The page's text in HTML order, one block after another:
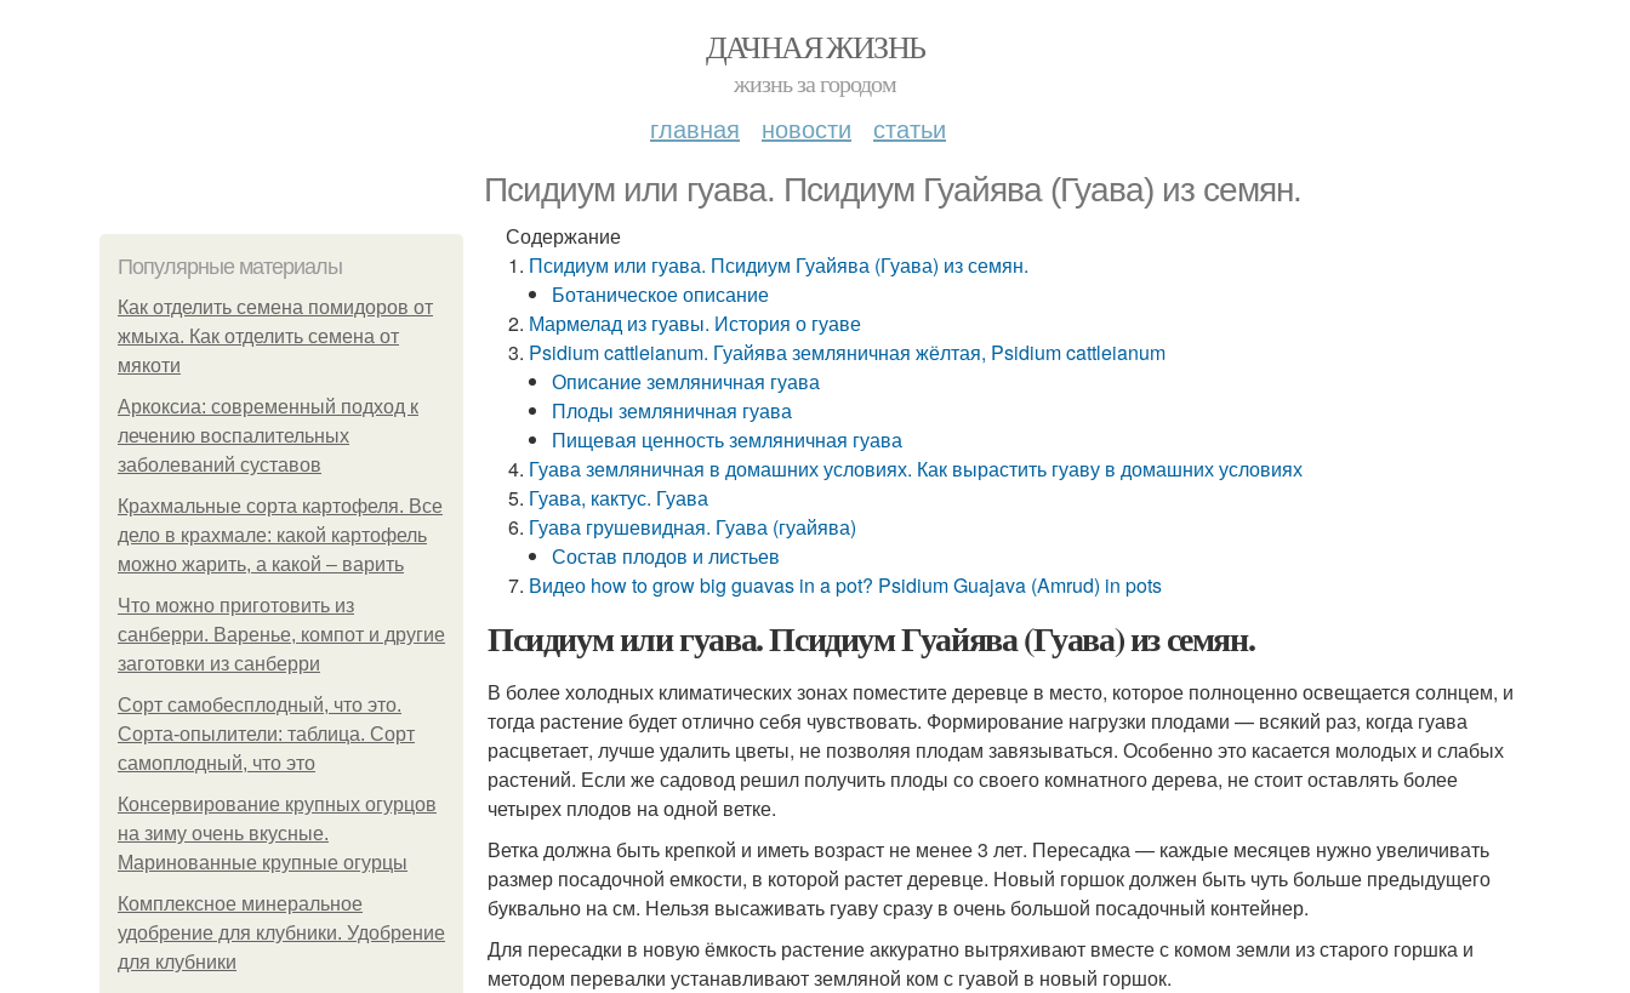
ДАЧНАЯ ЖИЗНЬ
жизнь за городом
главная новости статьи
Псидиум или гуава. Псидиум Гуайява (Гуава) из семян.
Популярные материалы
Как отделить семена помидоров от
жмыха. Как отделить семена от
мякоти
Аркоксиа: современный подход к
лечению воспалительных
заболеваний суставов
Крахмальные сорта картофеля. Все
дело в крахмале: какой картофель
можно жарить, а какой – варить
Что можно приготовить из
санберри. Варенье, компот и другие
заготовки из санберри
Сорт самобесплодный, что это.
Сорта-опылители: таблица. Сорт
самоплодный, что это
Консервирование крупных огурцов
на зиму очень вкусные.
Маринованные крупные огурцы
Комплексное минеральное
удобрение для клубники. Удобрение
для клубники
Содержание
Псидиум или гуава. Псидиум Гуайява (Гуава) из семян.
Ботаническое описание
Мармелад из гуавы. История о гуаве
Psidium cattleianum. Гуайява земляничная жёлтая, Psidium cattleianum
Описание земляничная гуава
Плоды земляничная гуава
Пищевая ценность земляничная гуава
Гуава земляничная в домашних условиях. Как вырастить гуаву в домашних условиях
Гуава, кактус. Гуава
Гуава грушевидная. Гуава (гуайява)
Состав плодов и листьев
Видео how to grow big guavas in a pot? Psidium Guajava (Amrud) in pots
Псидиум или гуава. Псидиум Гуайява (Гуава) из семян.
В более холодных климатических зонах поместите деревце в место, которое полноценно освещается солнцем, и
тогда растение будет отлично себя чувствовать. Формирование нагрузки плодами — всякий раз, когда гуава
расцветает, лучше удалить цветы, не позволяя плодам завязываться. Особенно это касается молодых и слабых
растений. Если же садовод решил получить плоды со своего комнатного дерева, не стоит оставлять более
четырех плодов на одной ветке.
Ветка должна быть крепкой и иметь возраст не менее 3 лет. Пересадка — каждые месяцев нужно увеличивать
размер посадочной емкости, в которой растет деревце. Новый горшок должен быть чуть больше предыдущего
буквально на см. Нельзя высаживать гуаву сразу в очень большой посадочный контейнер.
Для пересадки в новую ёмкость растение аккуратно вытряхивают вместе с комом земли из старого горшка и
методом перевалки устанавливают земляной ком с гуавой в новый горшок.